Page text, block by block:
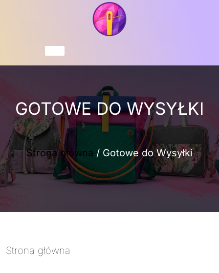
GOTOWE DO WYSYŁKI
Strona główna / Gotowe do Wysyłki
Strona główna